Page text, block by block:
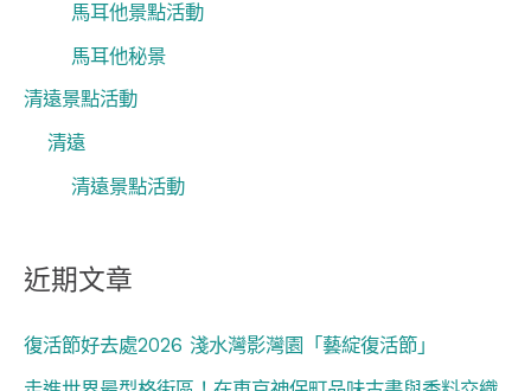
馬耳他景點活動
馬耳他秘景
清遠景點活動
清遠
清遠景點活動
近期文章
復活節好去處2026 淺水灣影灣園「藝綻復活節」